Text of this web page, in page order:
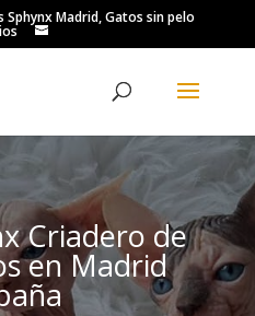
Sphynx Madrid, Gatos sin pelo
Criadero de
en Madrid